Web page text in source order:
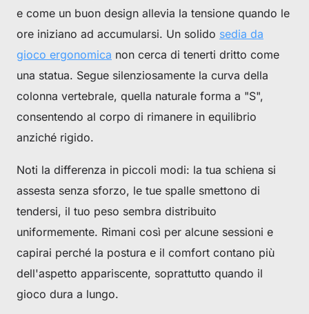
e come un buon design allevia la tensione quando le
ore iniziano ad accumularsi. Un solido sedia da
gioco ergonomica non cerca di tenerti dritto come
una statua. Segue silenziosamente la curva della
colonna vertebrale, quella naturale forma a "S",
consentendo al corpo di rimanere in equilibrio
anziché rigido.
Noti la differenza in piccoli modi: la tua schiena si
assesta senza sforzo, le tue spalle smettono di
tendersi, il tuo peso sembra distribuito
uniformemente. Rimani così per alcune sessioni e
capirai perché la postura e il comfort contano più
dell'aspetto appariscente, soprattutto quando il
gioco dura a lungo.